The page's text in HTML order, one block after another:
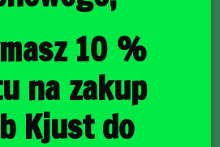
KOMBI
TORBY DO
5 SZT
10 %
na zakup
Kjust do